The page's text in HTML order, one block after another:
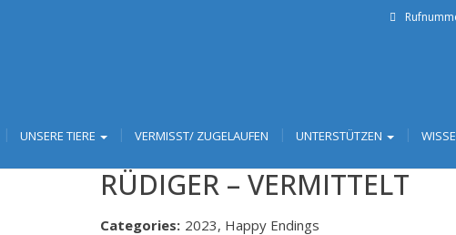
UNSERE TIERE VERMISST/ ZUGELAUFEN UNTERSTÜTZEN
RÜDIGER – VERMITTELT
Categories: 2023, Happy Endings